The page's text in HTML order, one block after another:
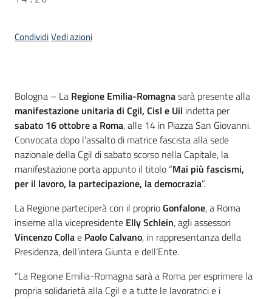
CondividiVedi azioni
Contenuto
Bologna – La Regione Emilia-Romagnasarà presente alla
manifestazione unitaria di Cgil, Cisl e Uil indetta per
sabato 16 ottobre a Roma, alle 14 in Piazza San Giovanni.
Convocata dopo l’assalto di matrice fascista alla sede
nazionale della Cgil di sabato scorso nella Capitale, la
manifestazione porta appunto il titolo “Mai più fascismi,
per il lavoro, la partecipazione, la democrazia”.
La Regione parteciperà con il proprioGonfalone, a Roma
insieme alla vicepresidente Elly Schlein, agli assessori
Vincenzo Collae Paolo Calvano, in rappresentanza della
Presidenza, dell’intera Giunta e dell’Ente.
“La Regione Emilia-Romagna sarà a Roma per esprimere la
propria solidarietà alla Cgil e a tutte le lavoratrici e i